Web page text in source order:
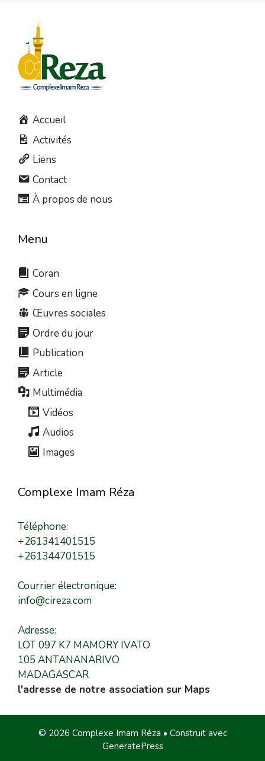
Accueil
Activités
Liens
Contact
À propos de nous
Menu
Coran
Cours en ligne
Œuvres sociales
Ordre du jour
Publication
Article
Multimédia
Vidéos
Audios
Images
Complexe Imam Réza
Téléphone:
+261341401515
+261344701515
Courrier électronique:
info@cireza.com
Adresse:
LOT 097 K7 MAMORY IVATO
105 ANTANANARIVO
MADAGASCAR
l'adresse de notre association sur Maps
© 2026 Complexe Imam Réza • Construit avec
GeneratePress